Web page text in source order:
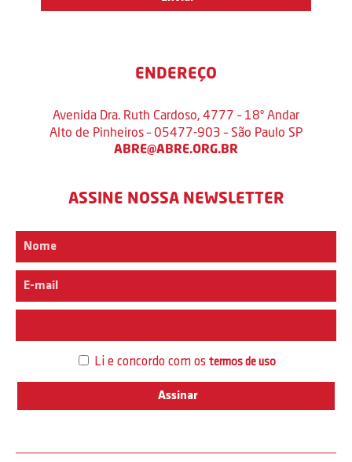
ENDEREÇO
Avenida Dra. Ruth Cardoso, 4777 – 18º Andar
Alto de Pinheiros – 05477-903 – São Paulo SP
ABRE@ABRE.ORG.BR
ASSINE NOSSA NEWSLETTER
Li e concordo com os termos de uso